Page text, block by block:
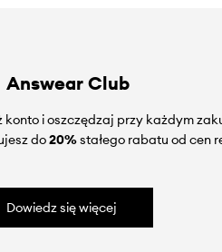
Answear Club
konto i oszczędzaj przy każdym
do20%stałego rabatu od cen
Dowiedz się więcej